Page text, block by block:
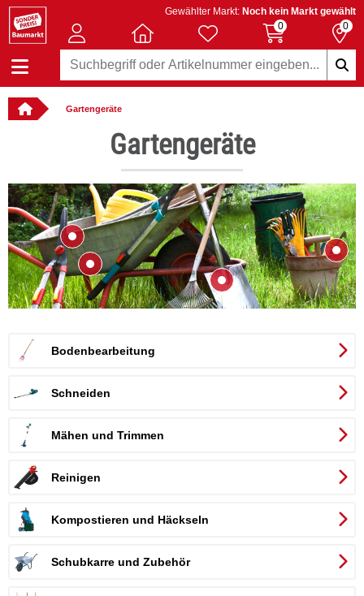
Gewählter Markt: Noch kein Markt gewählt
0
0
Gartengeräte
Gartengeräte
Bodenbearbeitung
Schneiden
Mähen und Trimmen
Reinigen
Kompostieren und Häckseln
Schubkarre und Zubehör